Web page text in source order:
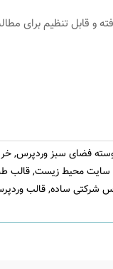
و قابل تنظیم برای
فضای سبز وردپرس,
سایت محیط زیست,قالب
شرکتی ساده,قالب